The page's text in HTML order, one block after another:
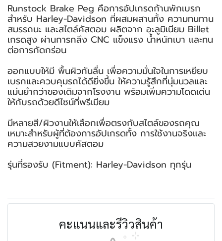
Runstock Brake Peg คือการอัปเกรดก้านพักเบรก
สำหรับ Harley-Davidson ที่ผสมผสานทั้ง ความทนทาน
สมรรถนะ และสไตล์คัสตอม ผลิตจาก อะลูมิเนียม Billet
เกรดสูง ผ่านการกลึง CNC แข็งแรง น้ำหนักเบา และทน
ต่อการกัดกร่อน
ออกแบบให้มี พื้นผิวกันลื่น เพื่อความมั่นใจในการเหยียบ
เบรกและควบคุมรถได้ดียิ่งขึ้น ให้ความรู้สึกที่นุ่มนวลและ
แม่นยำกว่าของเดิมจากโรงงาน พร้อมเพิ่มความโดดเด่น
ให้กับรถด้วยดีไซน์ที่พรีเมียม
มีหลายสี/ผิวงานให้เลือกเพื่อตรงกับสไตล์ของรถคุณ
เหมาะสำหรับผู้ที่ต้องการอัปเกรดทั้ง การใช้งานจริงและ
ความสวยงามแบบคัสตอม
รุ่นที่รองรับ (Fitment): Harley-Davidson ทุกรุ่น
คะแนนและรีวิวสินค้า